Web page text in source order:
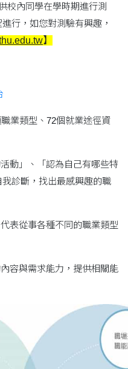
校內同學在學時期進行測
行，如您對測驗有興趣，
】
業類型、72個就業途徑資
動」、「認為自己有哪些特
診斷，找出最感興趣的職
表從事各種不同的職業類型
容與需求能力，提供相關能